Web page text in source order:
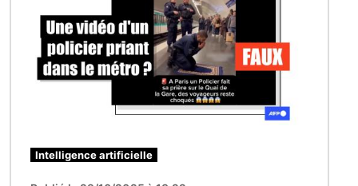
Intelligence artificielle